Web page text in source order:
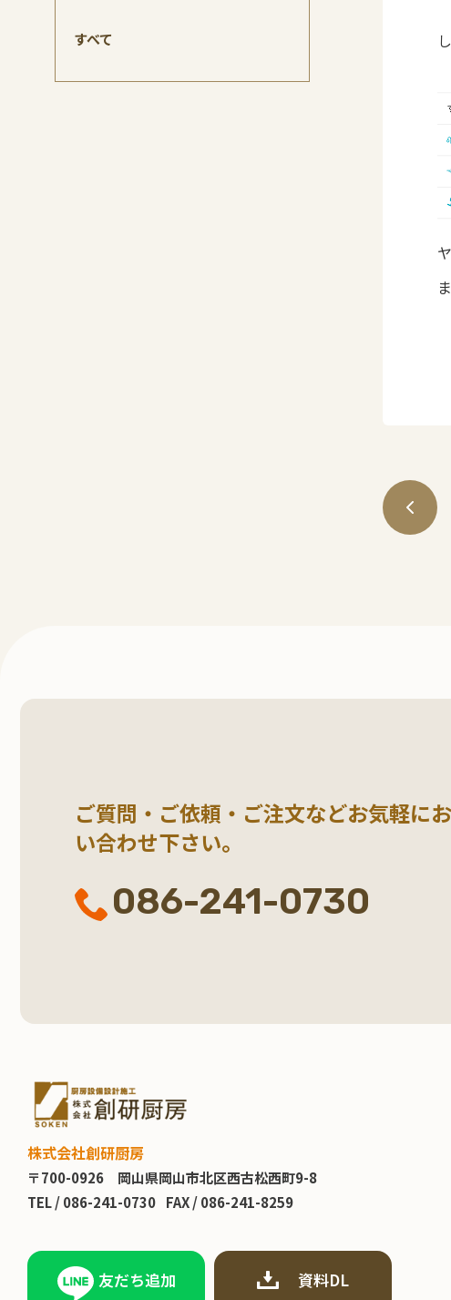
すべて
ご質問・ご依頼・ご注文などお気軽に
い合わせ下さい。
086-241-0730
株式会社創研厨房
〒700-0926 岡山県岡山市北区西古松西町9-8
TEL /086-241-0730 FAX / 086-241-8259
友だち追加 資料DL